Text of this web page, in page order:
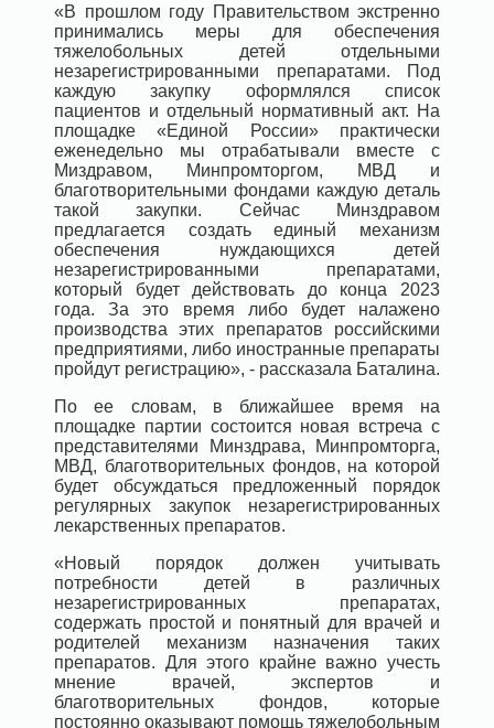
«В прошлом году Правительством экстренно
принимались меры для обеспечения
тяжелобольных детей отдельными
незарегистрированными препаратами. Под
каждую закупку оформлялся список
пациентов и отдельный нормативный акт. На
площадке «Единой России» практически
еженедельно мы отрабатывали вместе с
Миздравом, Минпромторгом, МВД и
благотворительными фондами каждую деталь
такой закупки. Сейчас Минздравом
предлагается создать единый механизм
обеспечения нуждающихся детей
незарегистрированными препаратами,
который будет действовать до конца 2023
года. За это время либо будет налажено
производства этих препаратов российскими
предприятиями, либо иностранные препараты
пройдут регистрацию», - рассказала Баталина.
По ее словам, в ближайшее время на
площадке партии состоится новая встреча с
представителями Минздрава, Минпромторга,
МВД, благотворительных фондов, на которой
будет обсуждаться предложенный порядок
регулярных закупок незарегистрированных
лекарственных препаратов.
«Новый порядок должен учитывать
потребности детей в различных
незарегистрированных препаратах,
содержать простой и понятный для врачей и
родителей механизм назначения таких
препаратов. Для этого крайне важно учесть
мнение врачей, экспертов и
благотворительных фондов, которые
постоянно оказывают помощь тяжелобольным